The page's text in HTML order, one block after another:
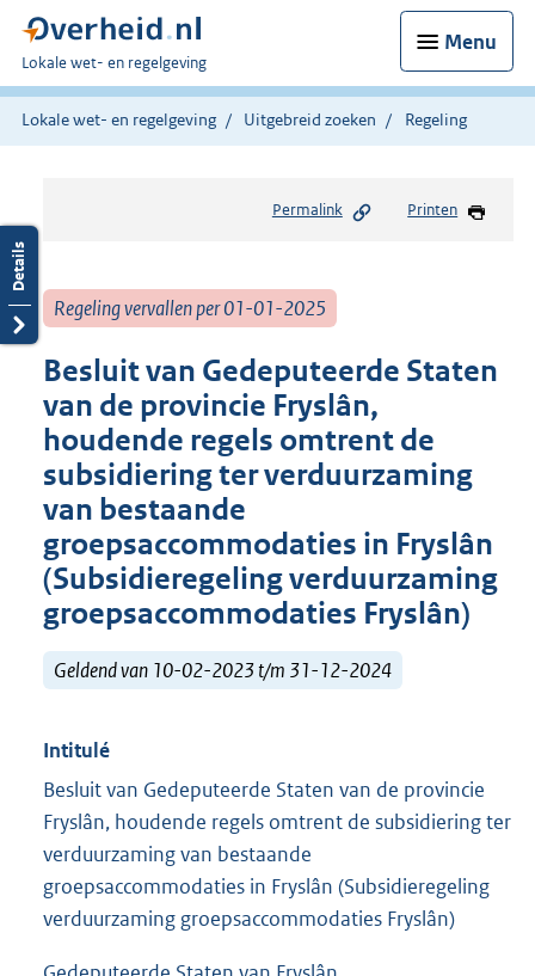
Menu
U
bent
hier:
Lokale wet- en regelgeving
Lokale wet- en regelgeving Uitgebreid zoeken Regeling
Permalink Printen
Regeling vervallen per 01-01-2025
Besluit van Gedeputeerde Staten
van de provincie Fryslân,
houdende regels omtrent de
subsidiering ter verduurzaming
van bestaande
groepsaccommodaties in Fryslân
(Subsidieregeling verduurzaming
groepsaccommodaties Fryslân)
Geldend van 10-02-2023 t/m 31-12-2024
Intitulé
Besluit van Gedeputeerde Staten van de provincie
Fryslân, houdende regels omtrent de subsidiering ter
verduurzaming van bestaande
groepsaccommodaties in Fryslân (Subsidieregeling
verduurzaming groepsaccommodaties Fryslân)